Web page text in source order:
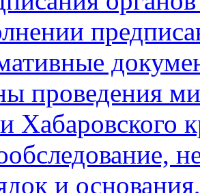
проведения
Хабаровского
и